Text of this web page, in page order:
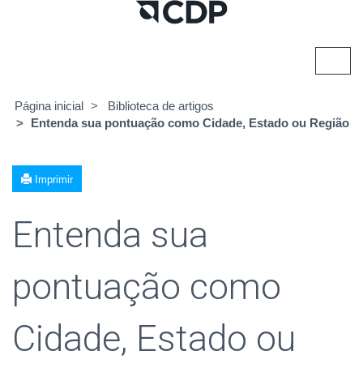
Página inicial
Biblioteca de artigos
Entenda sua pontuação como Cidade, Estado ou Região
Imprimir
Entenda sua
pontuação como
Cidade, Estado ou